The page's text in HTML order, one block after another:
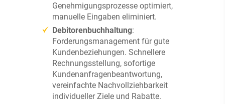
Genehmigungsprozesse optimiert,
manuelle Eingaben eliminiert.
Debitorenbuchhaltung:
Forderungsmanagement für gute
Kundenbeziehungen. Schnellere
Rechnungsstellung, sofortige
Kundenanfragenbeantwortung,
vereinfachte Nachvollziehbarkeit
individueller Ziele und Rabatte.